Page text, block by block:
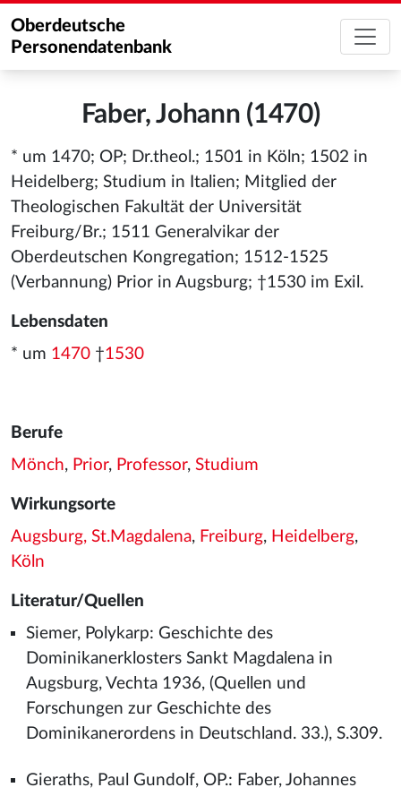
Oberdeutsche
Personendatenbank
Faber, Johann (1470)
* um 1470; OP; Dr.theol.; 1501 in Köln; 1502 in
Heidelberg; Studium in Italien; Mitglied der
Theologischen Fakultät der Universität
Freiburg/Br.; 1511 Generalvikar der
Oberdeutschen Kongregation; 1512-1525
(Verbannung) Prior in Augsburg; †1530 im Exil.
Lebensdaten
* um 1470 †1530
Berufe
Mönch, Prior, Professor, Studium
Wirkungsorte
Augsburg, St.Magdalena, Freiburg, Heidelberg,
Köln
Literatur/Quellen
Siemer, Polykarp: Geschichte des
Dominikanerklosters Sankt Magdalena in
Augsburg, Vechta 1936, (Quellen und
Forschungen zur Geschichte des
Dominikanerordens in Deutschland. 33.), S.309.
Gieraths, Paul Gundolf, OP.: Faber, Johannes